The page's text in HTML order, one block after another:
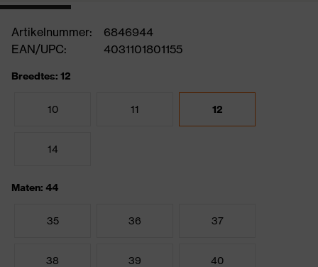
Artikelnummer:
6846944
EAN/UPC:
4031101801155
Breedtes: 12
10 11 12
14
Maten: 44
35 36 37
38 39 40